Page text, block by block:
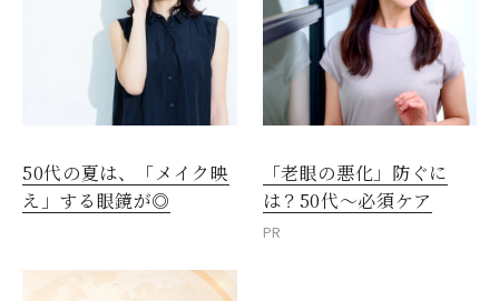
50代の夏は、「メイク映
え」する眼鏡が◎
「老眼の悪化」防ぐに
は？50代～必須ケア
PR